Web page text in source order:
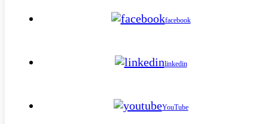
facebook
linkedin
YouTube